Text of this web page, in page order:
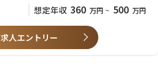
想定年収 360 万円 ~ 500 万円
求人エントリー